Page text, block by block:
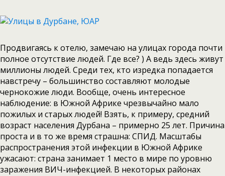
Продвигаясь к отелю, замечаю на улицах города почти
полное отсутствие людей. Где все? ) А ведь здесь живут
миллионы людей. Среди тех, кто изредка попадается
навстречу – большинство составляют молодые
чернокожие люди. Вообще, очень интересное
наблюдение: в Южной Африке чрезвычайно мало
пожилых и старых людей! Взять, к примеру, средний
возраст населения Дурбана – примерно 25 лет. Причина
проста и в то же время страшна: СПИД. Масштабы
распространения этой инфекции в Южной Африке
ужасают: страна занимает 1 место в мире по уровню
заражения ВИЧ-инфекцией. В некоторых районах